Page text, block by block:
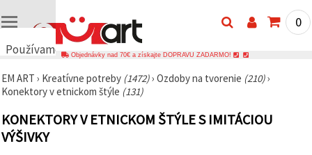
Používame
🍪
Používame
podobné
technológie,
aby sme
0
Objednávky nad 70€ a získajte DOPRAVU ZADARMO!
EM ART › Kreatívne potreby (1472)› Ozdoby na tvorenie (210)›
Konektory v etnickom štýle (131)
KONEKTORY V ETNICKOM ŠTÝLE S IMITÁCIOU
VÝŠIVKY